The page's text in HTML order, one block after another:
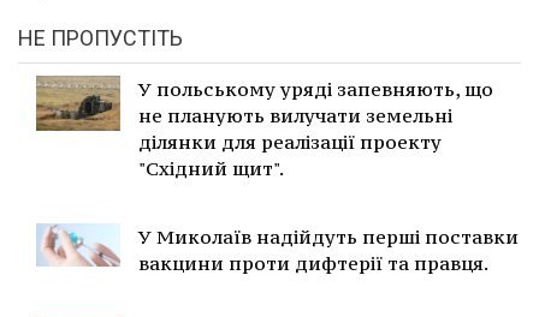
НЕ ПРОПУСТІТЬ
У польському уряді запевняють, що
не планують вилучати земельні
ділянки для реалізації проекту
"Східний щит".
У Миколаїв надійдуть перші поставки
вакцини проти дифтерії та правця.